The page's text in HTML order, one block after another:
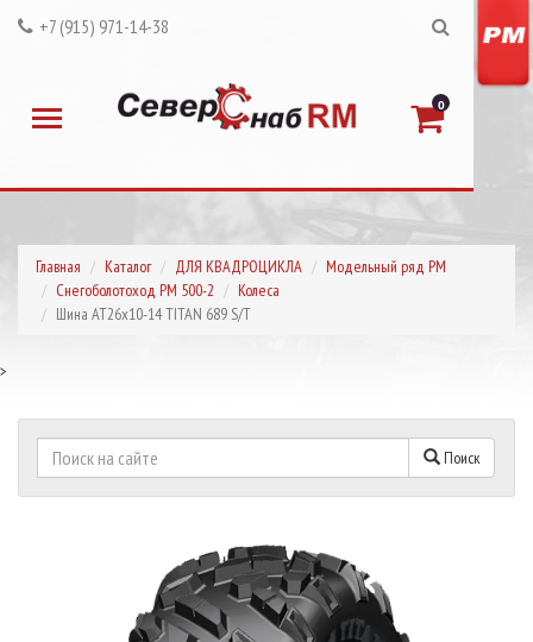
+7 (915) 971-14-38
0
Главная Каталог ДЛЯ КВАДРОЦИКЛА
Модельный ряд РМ
Снегоболотоход РМ 500-2
Колеса
Шина АТ26х10-14 TITAN 689 S/T
>
Поиск